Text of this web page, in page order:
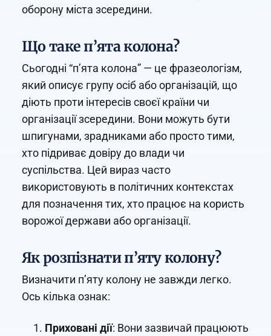
оборону міста зсередини.
Що таке п’ята колона?
Сьогодні “п’ята колона” — це фразеологізм,
який описує групу осіб або організацій, що
діють проти інтересів своєї країни чи
організації зсередини. Вони можуть бути
шпигунами, зрадниками або просто тими,
хто підриває довіру до влади чи
суспільства. Цей вираз часто
використовують в політичних контекстах
для позначення тих, хто працює на користь
ворожої держави або організації.
Як розпізнати п’яту колону?
Визначити п’яту колону не завжди легко.
Ось кілька ознак:
Приховані дії: Вони зазвичай працюють